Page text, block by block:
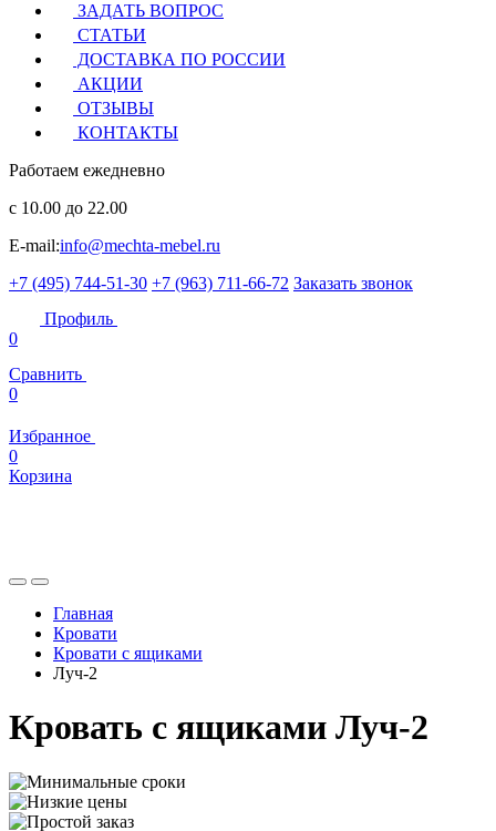
ЗАДАТЬ ВОПРОС
СТАТЬИ
ДОСТАВКА ПО РОССИИ
АКЦИИ
ОТЗЫВЫ
КОНТАКТЫ
Работаем ежедневно
с 10.00 до 22.00
E-mail:info@mechta-mebel.ru
+7 (495) 744-51-30 +7 (963) 711-66-72 Заказать звонок
Профиль
0
Сравнить
0
Избранное
0
Корзина
Главная
Кровати
Кровати с ящиками
Луч-2
Кровать с ящиками Луч-2